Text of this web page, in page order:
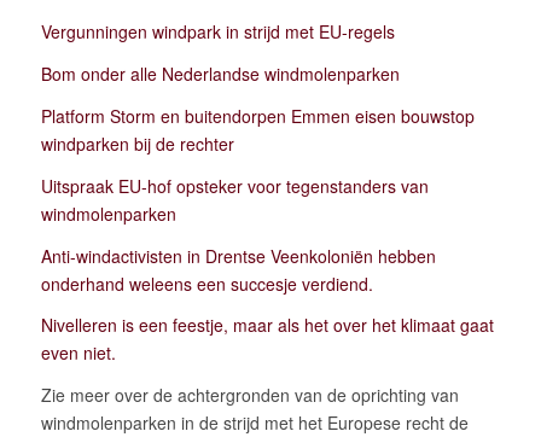
Vergunningen windpark in strijd met EU-regels
Bom onder alle Nederlandse windmolenparken
Platform Storm en buitendorpen Emmen eisen bouwstop
windparken bij de rechter
Uitspraak EU-hof opsteker voor tegenstanders van
windmolenparken
Anti-windactivisten in Drentse Veenkoloniën hebben
onderhand weleens een succesje verdiend.
Nivelleren is een feestje, maar als het over het klimaat gaat
even niet.
Zie meer over de achtergronden van de oprichting van
windmolenparken in de strijd met het Europese recht de